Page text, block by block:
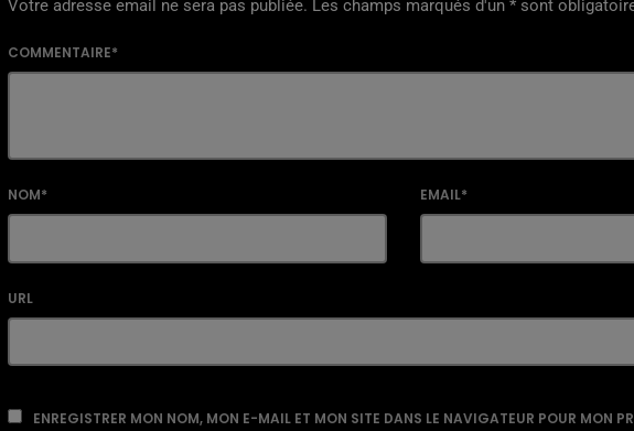
Votre adresse email ne sera pas publiée. Les champs marqués d'un * sont
COMMENTAIRE*
NOM* EMAIL*
URL
ENREGISTRER MON NOM, MON E-MAIL ET MON SITE DANS LE NAVIGATEUR POUR MON